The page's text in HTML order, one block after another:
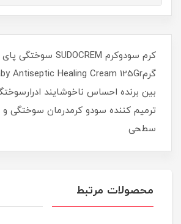
بین برنده احساس ناخوشایند
ترمیم کننده سودو کرمدرمان سوختگی
سطحی
محصولات مرتبط